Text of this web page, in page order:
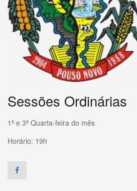
Sessões Ordinárias
1ª e 3ª Quarta-feira do mês
Horário: 19h